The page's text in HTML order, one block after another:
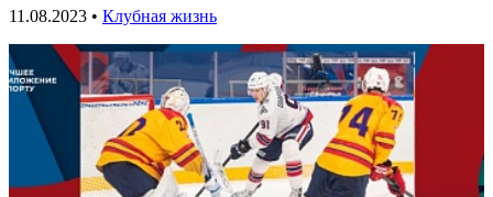
11.08.2023 • Клубная жизнь